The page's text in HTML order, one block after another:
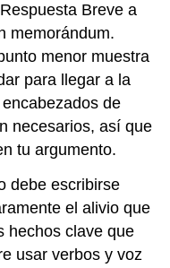
Breve a
memorándum.
menor muestra
para llegar a la
de
necesarios, así que
tu argumento.
debe escribirse
el alivio que
hechos clave que
usar verbos y voz